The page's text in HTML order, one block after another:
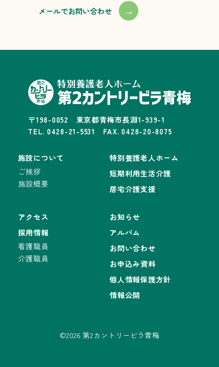
メールでお問い合わせ →
〒198-0052 東京都青梅市長淵1-939-1
TEL. 0428-21-5531 FAX. 0428-20-8075
施設について
ご挨拶
施設概要
特別養護老人ホーム
短期利用生活介護
居宅介護支援
アクセス
採用情報
看護職員
介護職員
お知らせ
アルバム
お問い合わせ
お申込み資料
個人情報保護方針
情報公開
©2026 第2カントリービラ青梅